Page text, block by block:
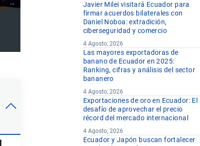
Javier Milei visitará Ecuador para
firmar acuerdos bilaterales con
Daniel Noboa: extradición,
ciberseguridad y comercio
4 Agosto, 2026
Las mayores exportadoras de
banano de Ecuador en 2025:
Ranking, cifras y análisis del sector
bananero
4 Agosto, 2026
Exportaciones de oro en Ecuador: El
desafío de aprovechar el precio
récord del mercado internacional
4 Agosto, 2026
Ecuador y Japón buscan fortalecer